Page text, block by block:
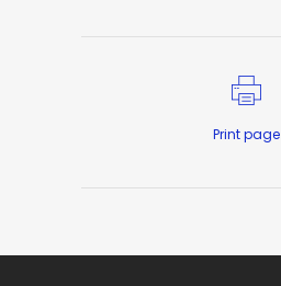
Print page